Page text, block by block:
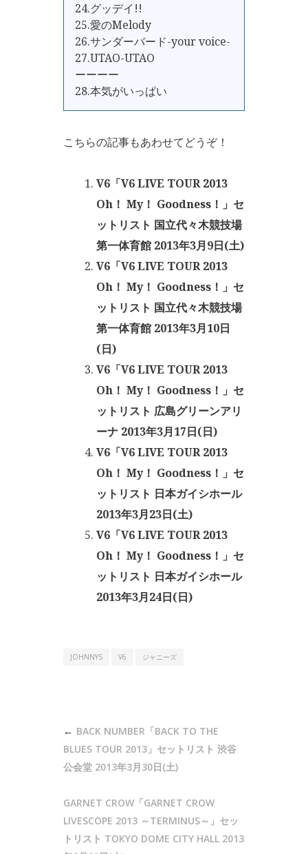
24.グッデイ!!
25.愛のMelody
26.サンダーバード-your voice-
27.UTAO-UTAO
ーーーー
28.本気がいっぱい
こちらの記事もあわせてどうぞ！
V6「V6 LIVE TOUR 2013
Oh！ My！ Goodness！」セ
ットリスト 国立代々木競技場
第一体育館 2013年3月9日(土)
V6「V6 LIVE TOUR 2013
Oh！ My！ Goodness！」セ
ットリスト 国立代々木競技場
第一体育館 2013年3月10日
(日)
V6「V6 LIVE TOUR 2013
Oh！ My！ Goodness！」セ
ットリスト 広島グリーンアリ
ーナ 2013年3月17日(日)
V6「V6 LIVE TOUR 2013
Oh！ My！ Goodness！」セ
ットリスト 日本ガイシホール
2013年3月23日(土)
V6「V6 LIVE TOUR 2013
Oh！ My！ Goodness！」セ
ットリスト 日本ガイシホール
2013年3月24日(日)
JOHNNYS V6 ジャニーズ
BACK NUMBER「BACK TO THE
BLUES TOUR 2013」セットリスト 渋谷
公会堂 2013年3月30日(土)
GARNET CROW「GARNET CROW
LIVESCOPE 2013 ～TERMINUS～」セッ
トリスト TOKYO DOME CITY HALL 2013